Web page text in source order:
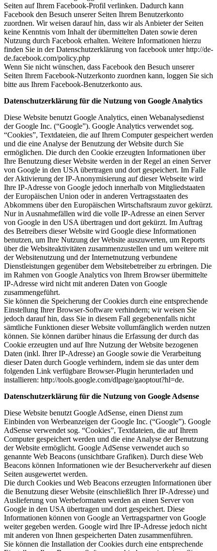
Seiten auf Ihrem Facebook-Profil verlinken. Dadurch kann
Facebook den Besuch unserer Seiten Ihrem Benutzerkonto
zuordnen. Wir weisen darauf hin, dass wir als Anbieter der Seiten
keine Kenntnis vom Inhalt der übermittelten Daten sowie deren
Nutzung durch Facebook erhalten. Weitere Informationen hierzu
finden Sie in der Datenschutzerklärung von facebook unter http://de-
de.facebook.com/policy.php
Wenn Sie nicht wünschen, dass Facebook den Besuch unserer
Seiten Ihrem Facebook-Nutzerkonto zuordnen kann, loggen Sie sich
bitte aus Ihrem Facebook-Benutzerkonto aus.
Datenschutzerklärung für die Nutzung von Google Analytics
Diese Website benutzt Google Analytics, einen Webanalysedienst
der Google Inc. (“Google”). Google Analytics verwendet sog.
“Cookies”, Textdateien, die auf Ihrem Computer gespeichert werden
und die eine Analyse der Benutzung der Website durch Sie
ermöglichen. Die durch den Cookie erzeugten Informationen über
Ihre Benutzung dieser Website werden in der Regel an einen Server
von Google in den USA übertragen und dort gespeichert. Im Falle
der Aktivierung der IP-Anonymisierung auf dieser Webseite wird
Ihre IP-Adresse von Google jedoch innerhalb von Mitgliedstaaten
der Europäischen Union oder in anderen Vertragsstaaten des
Abkommens über den Europäischen Wirtschaftsraum zuvor gekürzt.
Nur in Ausnahmefällen wird die volle IP-Adresse an einen Server
von Google in den USA übertragen und dort gekürzt. Im Auftrag
des Betreibers dieser Website wird Google diese Informationen
benutzen, um Ihre Nutzung der Website auszuwerten, um Reports
über die Websiteaktivitäten zusammenzustellen und um weitere mit
der Websitenutzung und der Internetnutzung verbundene
Dienstleistungen gegenüber dem Websitebetreiber zu erbringen. Die
im Rahmen von Google Analytics von Ihrem Browser übermittelte
IP-Adresse wird nicht mit anderen Daten von Google
zusammengeführt.
Sie können die Speicherung der Cookies durch eine entsprechende
Einstellung Ihrer Browser-Software verhindern; wir weisen Sie
jedoch darauf hin, dass Sie in diesem Fall gegebenenfalls nicht
sämtliche Funktionen dieser Website vollumfänglich werden nutzen
können. Sie können darüber hinaus die Erfassung der durch das
Cookie erzeugten und auf Ihre Nutzung der Website bezogenen
Daten (inkl. Ihrer IP-Adresse) an Google sowie die Verarbeitung
dieser Daten durch Google verhindern, indem sie das unter dem
folgenden Link verfügbare Browser-Plugin herunterladen und
installieren: http://tools.google.com/dlpage/gaoptout?hl=de.
Datenschutzerklärung für die Nutzung von Google Adsense
Diese Website benutzt Google AdSense, einen Dienst zum
Einbinden von Werbeanzeigen der Google Inc. (“Google”). Google
AdSense verwendet sog. “Cookies”, Textdateien, die auf Ihrem
Computer gespeichert werden und die eine Analyse der Benutzung
der Website ermöglicht. Google AdSense verwendet auch so
genannte Web Beacons (unsichtbare Grafiken). Durch diese Web
Beacons können Informationen wie der Besucherverkehr auf diesen
Seiten ausgewertet werden.
Die durch Cookies und Web Beacons erzeugten Informationen über
die Benutzung dieser Website (einschließlich Ihrer IP-Adresse) und
Auslieferung von Werbeformaten werden an einen Server von
Google in den USA übertragen und dort gespeichert. Diese
Informationen können von Google an Vertragspartner von Google
weiter gegeben werden. Google wird Ihre IP-Adresse jedoch nicht
mit anderen von Ihnen gespeicherten Daten zusammenführen.
Sie können die Installation der Cookies durch eine entsprechende